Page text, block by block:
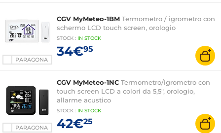
PARAGONA
CGV MyMeteo-1BM Termometro / igrometro con
schermo LCD touch screen, orologio
STOCK : IN STOCK
34€95
PARAGONA
CGV MyMeteo-1NC Termometro/igrometro con
touch screen LCD a colori da 5,5", orologio,
allarme acustico
STOCK : IN STOCK
42€25